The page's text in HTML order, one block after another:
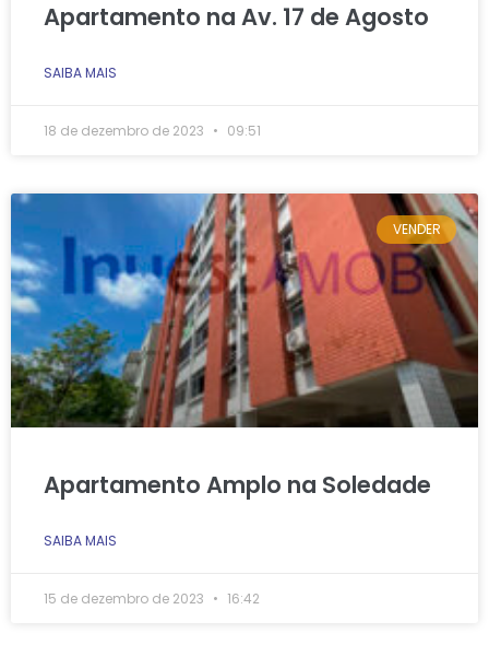
Apartamento na Av. 17 de Agosto
SAIBA MAIS
18 de dezembro de 2023 09:51
VENDER
Apartamento Amplo na Soledade
SAIBA MAIS
15 de dezembro de 2023 16:42